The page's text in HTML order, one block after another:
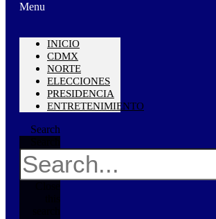
Menu
INICIO
CDMX
NORTE
ELECCIONES
PRESIDENCIA
ENTRETENIMIENTO
Search